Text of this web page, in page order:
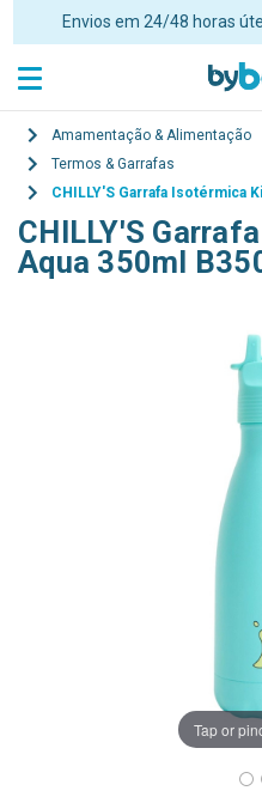
Envios em 24/48 horas
Amamentação & Alimentação
Termos & Garrafas
CHILLY'S Garrafa Isotérmica Kids Aqua 350ml
CHILLY'S
Aqua 350ml
Tap or